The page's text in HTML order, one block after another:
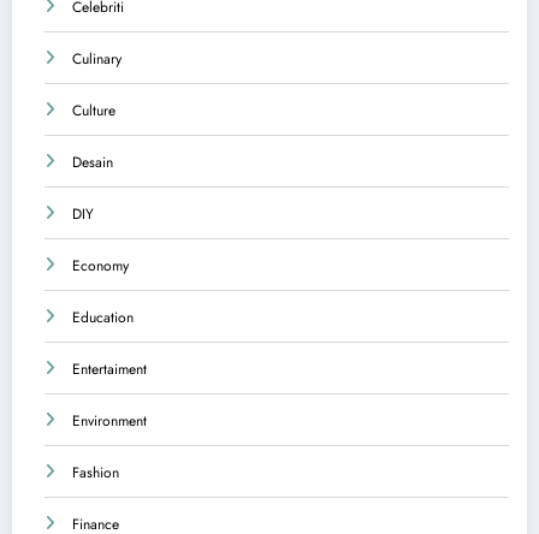
Celebriti
Culinary
Culture
Desain
DIY
Economy
Education
Entertaiment
Environment
Fashion
Finance